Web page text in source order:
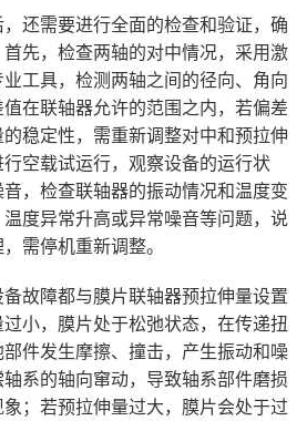
还需要进行全面的检查和验证，确
先，检查两轴的对中情况，采用激
工具，检测两轴之间的径向、角向
在联轴器允许的范围之内，若偏差
稳定性，需重新调整对中和预拉伸
空载试运行，观察设备的运行状
，检查联轴器的振动情况和温度变
度异常升高或异常噪音等问题，说
需停机重新调整。
故障都与膜片联轴器预拉伸量设置
小，膜片处于松弛状态，在传递扭
件发生摩擦、撞击，产生振动和噪
系的轴向窜动，导致轴系部件磨损
；若预拉伸量过大，膜片会处于过